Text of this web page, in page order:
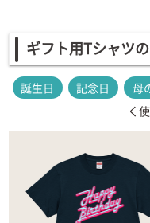
ギフト用Tシャツ
誕生日 記念日 母
く